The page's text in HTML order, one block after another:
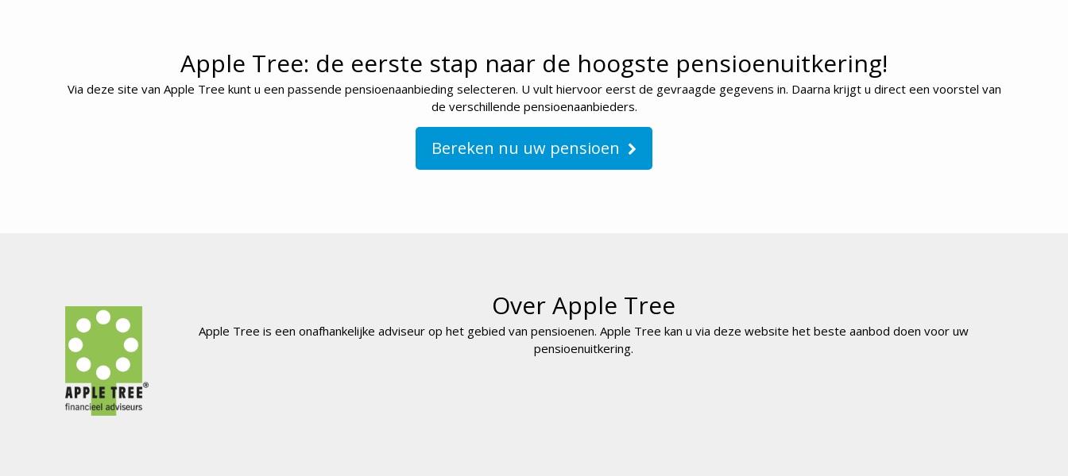
Apple Tree: de eerste stap naar de hoogste pensioenuitkering!
Via deze site van Apple Tree kunt u een passende pensioenaanbieding selecteren. U vult hiervoor eerst de gevraagde gegevens in. Daarna krijgt u direct een voorstel van
de verschillende pensioenaanbieders.
Bereken nu uw pensioen
Over Apple Tree
Apple Tree is een onafhankelijke adviseur op het gebied van pensioenen. Apple Tree kan u via deze website het beste aanbod doen voor uw
pensioenuitkering.